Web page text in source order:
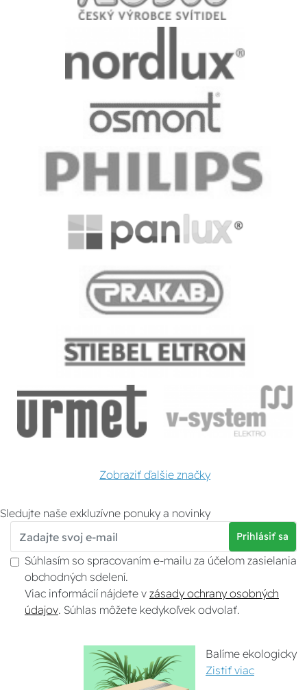
Zobraziť ďalšie značky
Sledujte naše exkluzívne ponuky a novinky
Prihlásiť sa
Súhlasím so spracovaním e-mailu za účelom zasielania
obchodných sdelení.
Viac informácií nájdete v zásady ochrany osobných
údajov . Súhlas môžete kedykoľvek odvolať.
Balíme ekologicky
Zistiť viac